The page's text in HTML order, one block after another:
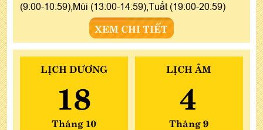
(9:00-10:59),Mùi (13:00-14:59),Tuất (19:00-20:59)
XEM CHI TIẾT
LỊCH DƯƠNG
18
Tháng 10
LỊCH ÂM
4
Tháng 9